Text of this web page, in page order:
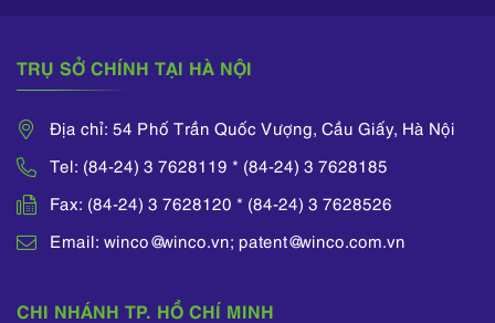
TRỤ SỞ CHÍNH TẠI HÀ NỘI
Địa chỉ: 54 Phố Trần Quốc Vượng, Cầu Giấy, Hà Nội
Tel: (84-24) 3 7628119 * (84-24) 3 7628185
Fax: (84-24) 3 7628120 * (84-24) 3 7628526
Email: winco@winco.vn; patent@winco.com.vn
CHI NHÁNH TP. HỒ CHÍ MINH